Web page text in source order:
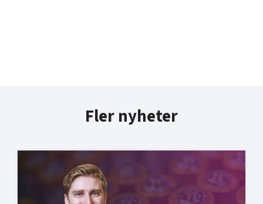
Fler nyheter